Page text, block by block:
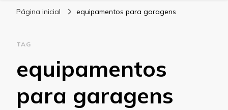
Página inicial equipamentos para garagens
TAG
equipamentos
para garagens